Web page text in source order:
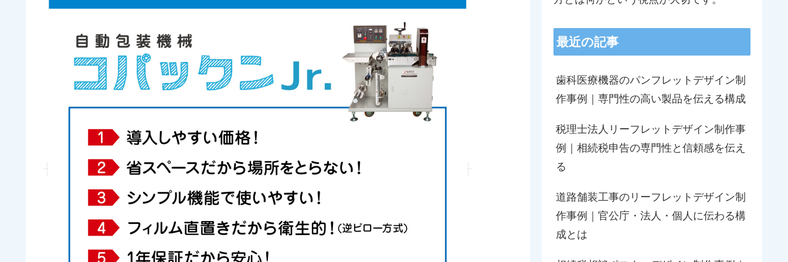
最近の記事
歯科医療機器のパンフレットデザイン制
作事例｜専門性の高い製品を伝える構成
税理士法人リーフレットデザイン制作事
例｜相続税申告の専門性と信頼感を伝え
る
道路舗装工事のリーフレットデザイン制
作事例｜官公庁・法人・個人に伝わる構
成とは